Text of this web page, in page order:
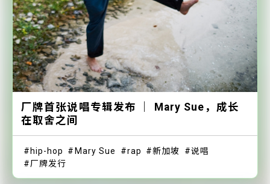
厂牌首张说唱专辑发布 ｜ Mary Sue，成长
在取舍之间
hip-hop Mary Sue rap 新加坡
说唱
厂牌发行